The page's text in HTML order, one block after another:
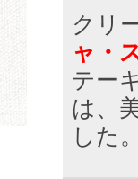
クリ
ャ・
テー
は、
した。